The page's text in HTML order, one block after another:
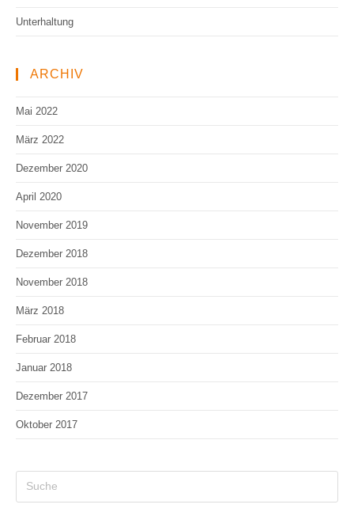
Unterhaltung
ARCHIV
Mai 2022
März 2022
Dezember 2020
April 2020
November 2019
Dezember 2018
November 2018
März 2018
Februar 2018
Januar 2018
Dezember 2017
Oktober 2017